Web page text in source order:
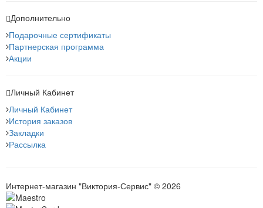
Дополнительно
Подарочные сертификаты
Партнерская программа
Акции
Личный Кабинет
Личный Кабинет
История заказов
Закладки
Рассылка
Интернет-магазин "Виктория-Сервис" © 2026